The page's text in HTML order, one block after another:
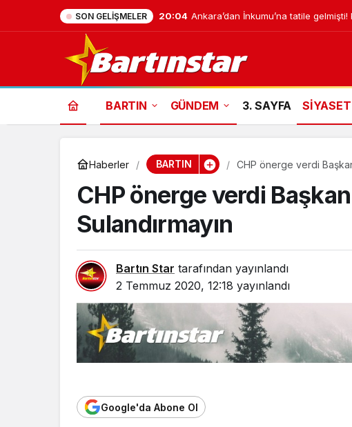
SON GELIŞMELER 20:04 Ankara’dan İnkumu’na tatile gelmişti!
BARTIN GÜNDEM 3. SAYFA SİYASET
Haberler BARTIN CHP önerge verdi Başkan
CHP önerge verdi Başkan
Sulandırmayın
Bartın Star tarafından yayınlandı
2 Temmuz 2020, 12:18 yayınlandı
Google'da Abone Ol